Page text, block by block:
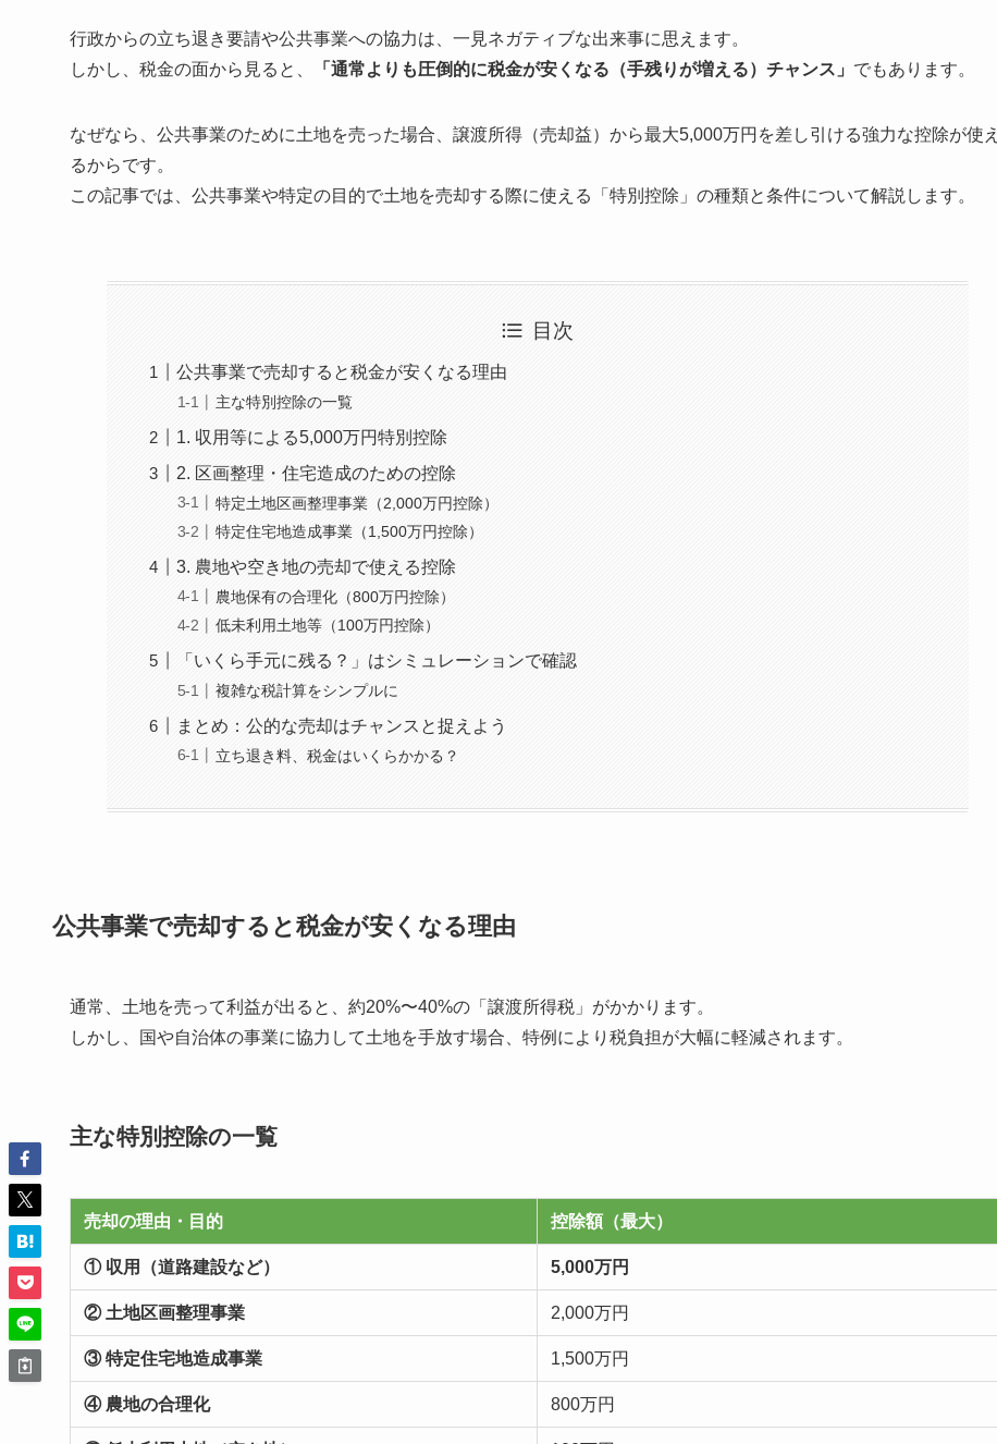
行政からの立ち退き要請や公共事業への協力は、一見ネガティブな出来事に思えます。
しかし、税金の面から見ると、
「通常よりも圧倒的に税金が安くなる（手残りが増える）チャンス」 でもあります。
なぜなら、公共事業のために土地を売った場合、譲渡所得（売却益）から最大5,000万円を差し引ける強力な控除が使え
るからです。
この記事では、公共事業や特定の目的で土地を売却する際に使える「特別控除」の種類と条件について解説します。
目次
公共事業で売却すると税金が安くなる理由
主な特別控除の一覧
1. 収用等による5,000万円特別控除
2. 区画整理・住宅造成のための控除
特定土地区画整理事業（2,000万円控除）
特定住宅地造成事業（1,500万円控除）
3. 農地や空き地の売却で使える控除
農地保有の合理化（800万円控除）
低未利用土地等（100万円控除）
「いくら手元に残る？」はシミュレーションで確認
複雑な税計算をシンプルに
まとめ：公的な売却はチャンスと捉えよう
立ち退き料、税金はいくらかかる？
公共事業で売却すると税金が安くなる理由
通常、土地を売って利益が出ると、約20%〜40%の「譲渡所得税」がかかります。
しかし、国や自治体の事業に協力して土地を手放す場合、特例により税負担が大幅に軽減されます。
主な特別控除の一覧
売却の理由・目的 控除額（最大）
① 収用（道路建設など） 5,000万円
② 土地区画整理事業 2,000万円
③ 特定住宅地造成事業 1,500万円
④ 農地の合理化 800万円